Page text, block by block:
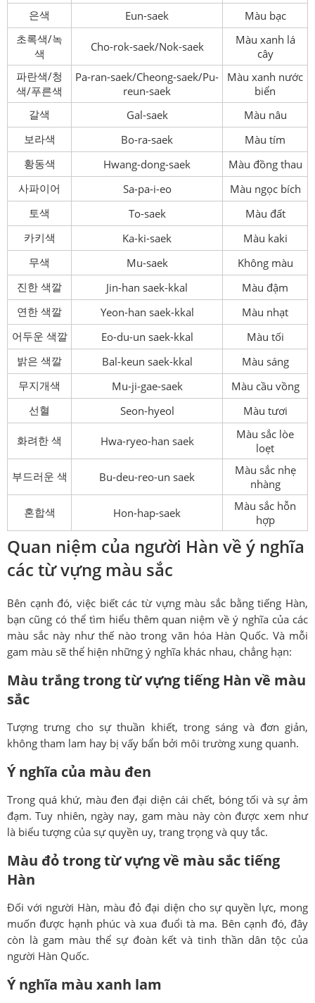
은색 Eun-saek
Màu bạc
초록색/녹
색
Cho-rok-saek/Nok-saek
Màu xanh lá
cây
파란색/청
색/푸른색
Pa-ran-saek/Cheong-saek/Pu-
reun-saek
Màu xanh nước
biển
갈색
Gal-saek
Màu nâu
보라색
Bo-ra-saek
Màu tím
황동색
Hwang-dong-saek
Màu đồng thau
사파이어
Sa-pa-i-eo
Màu ngọc bích
토색
To-saek
Màu đất
카키색
Ka-ki-saek
Màu kaki
무색
Mu-saek
Không màu
진한 색깔
Jin-han saek-kkal
Màu đậm
연한 색깔
Yeon-han saek-kkal
Màu nhạt
어두운 색깔
Eo-du-un saek-kkal
Màu tối
밝은 색깔
Bal-keun saek-kkal
Màu sáng
무지개색
Mu-ji-gae-saek
Màu cầu vồng
선혈
Seon-hyeol Màu tươi
화려한 색 Hwa-ryeo-han saek
Màu sắc lòe
loẹt
부드러운 색
Bu-deu-reo-un saek
Màu sắc nhẹ
nhàng
혼합색
Hon-hap-saek
Màu sắc hỗn
hợp
Quan niệm của người Hàn về ý nghĩa
các từ vựng màu sắc
Bên cạnh đó, việc biết các từ vựng màu sắc bằng tiếng Hàn,
bạn cũng có thể tìm hiểu thêm quan niệm về ý nghĩa của các
màu sắc này như thế nào trong văn hóa Hàn Quốc. Và mỗi
gam màu sẽ thể hiện những ý nghĩa khác nhau, chẳng hạn:
Màu trắng trong từ vựng tiếng Hàn về màu
sắc
Tượng trưng cho sự thuần khiết, trong sáng và đơn giản,
không tham lam hay bị vấy bẩn bởi môi trường xung quanh.
Ý nghĩa của màu đen
Trong quá khứ, màu đen đại diện cái chết, bóng tối và sự ảm
đạm. Tuy nhiên, ngày nay, gam màu này còn được xem như
là biểu tượng của sự quyền uy, trang trọng và quy tắc.
Màu đỏ trong từ vựng về màu sắc tiếng
Hàn
Đối với người Hàn, màu đỏ đại diện cho sự quyền lực, mong
muốn được hạnh phúc và xua đuổi tà ma. Bên cạnh đó, đây
còn là gam màu thể sự đoàn kết và tinh thần dân tộc của
người Hàn Quốc.
Ý nghĩa màu xanh lam